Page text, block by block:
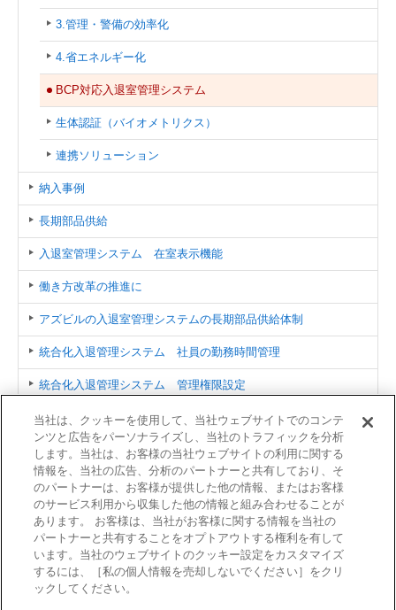
3.管理・警備の効率化
4.省エネルギー化
BCP対応入退室管理システム
生体認証（バイオメトリクス）
連携ソリューション
納入事例
長期部品供給
入退室管理システム 在室表示機能
働き方改革の推進に
アズビルの入退室管理システムの長期部品供給体制
統合化入退管理システム 社員の勤務時間管理
統合化入退管理システム 管理権限設定
統合化入退管理システム 複数の拠点を管理
販売終了のお知らせ
関連情報
建物向け製品／サービス一覧
当社は、クッキーを使用して、当社ウェブサイトでのコンテ
ンツと広告をパーソナライズし、当社のトラフィックを分析
します。当社は、お客様の当社ウェブサイトの利用に関する
情報を、当社の広告、分析のパートナーと共有しており、そ
のパートナーは、お客様が提供した他の情報、またはお客様
のサービス利用から収集した他の情報と組み合わせることが
あります。 お客様は、当社がお客様に関する情報を当社の
パートナーと共有することをオプトアウトする権利を有して
います。当社のウェブサイトのクッキー設定をカスタマイズ
するには、［私の個人情報を売却しないでください］をクリ
ックしてください。